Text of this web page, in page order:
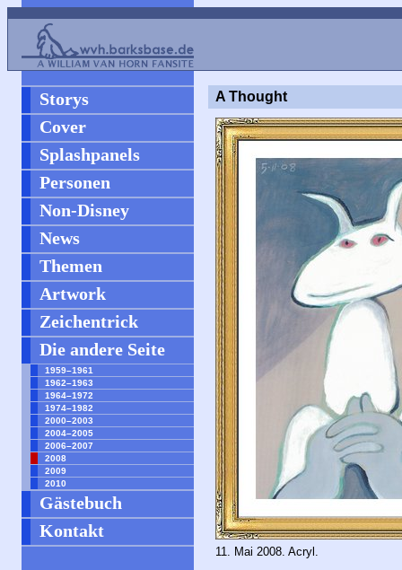
Storys
Cover
Splashpanels
Personen
Non-Disney
News
Themen
Artwork
Zeichentrick
Die andere Seite
1959–1961
1962–1963
1964–1972
1974–1982
2000–2003
2004–2005
2006–2007
2008
2009
2010
Gästebuch
Kontakt
A Thought
11. Mai 2008. Acryl.